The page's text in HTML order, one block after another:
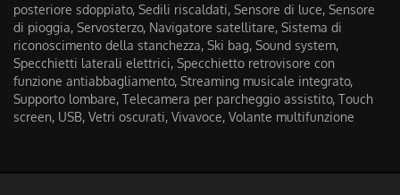
posteriore sdoppiato, Sedili riscaldati, Sensore di luce, Sensore
di pioggia, Servosterzo, Navigatore satellitare, Sistema di
riconoscimento della stanchezza, Ski bag, Sound system,
Specchietti laterali elettrici, Specchietto retrovisore con
funzione antiabbagliamento, Streaming musicale integrato,
Supporto lombare, Telecamera per parcheggio assistito, Touch
screen, USB, Vetri oscurati, Vivavoce, Volante multifunzione